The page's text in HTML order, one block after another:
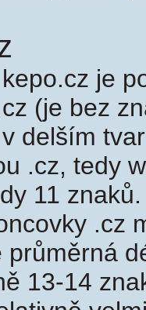
je
(je bez
delším
.cz, tedy
11
.cz
průměrná
13-14